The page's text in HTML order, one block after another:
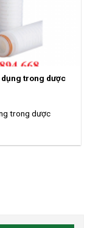
dụng trong dược
trong dược